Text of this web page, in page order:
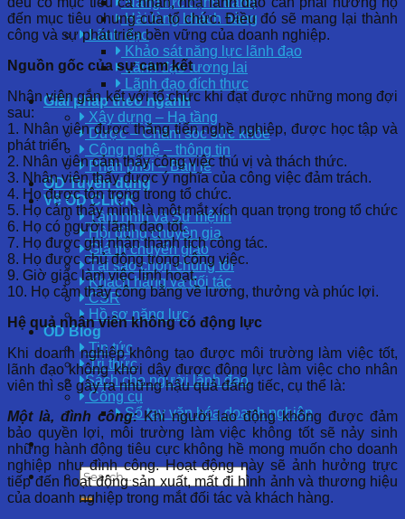
Hài lòng khách hàng
Lãnh đạo
Khảo sát năng lực lãnh đạo
Lãnh đạo tương lai
Lãnh đạo đích thực
Giải pháp theo ngành
Xây dựng – Hạ tầng
Dược – Chăm sóc sức khỏe
Công nghệ – thông tin
Phân phối – Bán lẻ
OD Tuyển dụng
Về OD CLICK
Tầm nhìn và Sứ mệnh
Hội đồng chuyên gia
Giá trị chuyển giao
Tại sao chọn chúng tôi
Khách hàng và đối tác
CSR
Hồ sơ năng lực
OD Blog
Tin tức
Tri thức
Sách cho người lãnh đạo
Công cụ
Sổ tay văn hóa doanh nghiệp
đến mục tiêu chung của tổ chức. Điều đó sẽ mang lại thành
công và sự phát triển bền vững của doanh nghiệp.
Nguồn gốc của sự cam kết
Nhân viên gắn kết với tổ chức khi đạt được những mong đợi
sau:
1. Nhân viên được thăng tiến nghề nghiệp, được học tập và
phát triển.
2. Nhân viên cảm thấy công việc thú vị và thách thức.
3. Nhân viên thấy được ý nghĩa của công việc đảm trách.
4. Họ được tôn trọng trong tổ chức.
5. Họ cảm thấy mình là một mắt xích quan trọng trong tổ chức
6. Họ có người lãnh đạo tốt.
7. Họ được ghi nhận thành tích công tác.
8. Họ được chủ động trong công việc.
9. Giờ giấc làm việc linh hoạt.
10. Họ cảm thấy công bằng về lương, thưởng và phúc lợi.
Hệ quả nhân viên không có động lực
Khi doanh nghiệp không tạo được môi trường làm việc tốt,
lãnh đạo không khơi dậy được động lực làm việc cho nhân
viên thì sẽ gây ra những hậu quả đáng tiếc, cụ thể là:
Một là, đình công:Khi người lao động không được đảm
bảo quyền lợi, môi trường làm việc không tốt sẽ nảy sinh
những hành động tiêu cực không hề mong muốn cho doanh
nghiệp như đình công. Hoạt động này sẽ ảnh hưởng trực
tiếp đến hoạt động sản xuất, mất đi hình ảnh và thương hiệu
của doanh nghiệp trong mắt đối tác và khách hàng.